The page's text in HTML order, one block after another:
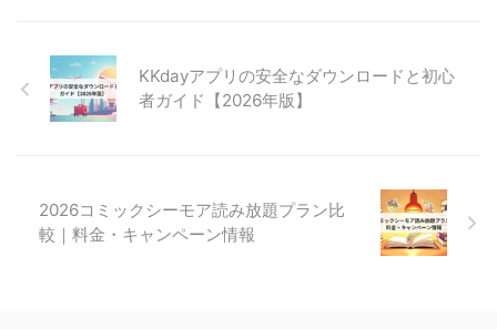
KKdayアプリの安全なダウンロードと初心
者ガイド【2026年版】
2026コミックシーモア読み放題プラン比
較｜料金・キャンペーン情報